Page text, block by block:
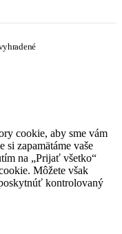
cookie, aby sme vám
si zapamätáme vaše
na „Prijať všetko“
Môžete však
kontrolovaný